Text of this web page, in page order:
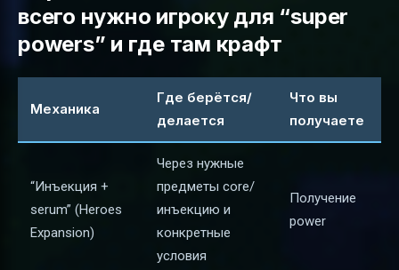
всего нужно игроку для “super
powers” и где там крафт
Механика
Где берётся/
делается
Что вы
получаете
“Инъекция +
serum” (Heroes
Expansion)
Через нужные
предметы core/
инъекцию и
конкретные
условия
Получение
power